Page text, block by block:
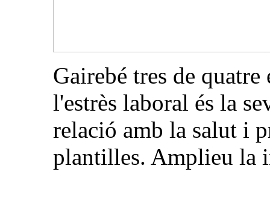
Gairebé tres de quatre
l'estrès laboral és la
relació amb la salut i
plantilles. Amplieu la